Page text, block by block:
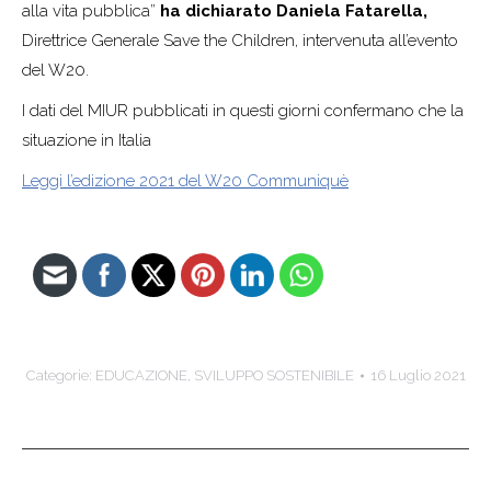
alla vita pubblica” ha dichiarato Daniela Fatarella,
Direttrice Generale Save the Children, intervenuta all’evento
del W20.
I dati del MIUR pubblicati in questi giorni confermano che la
situazione in Italia
Leggi l’edizione 2021 del W20 Communiquè
Categorie: EDUCAZIONE, SVILUPPO SOSTENIBILE 16 Luglio 2021